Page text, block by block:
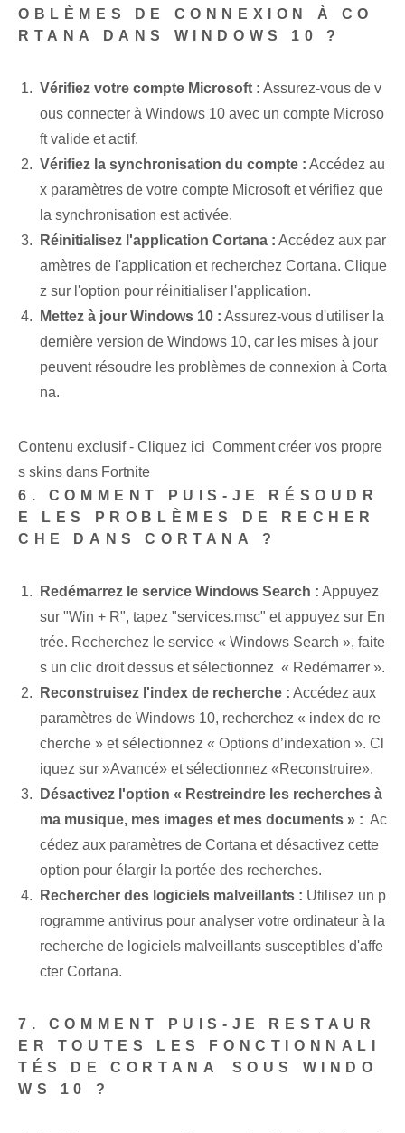
OBLÈMES DE CONNEXION À CO
RTANA DANS WINDOWS 10 ?
Vérifiez votre compte Microsoft : ⁢Assurez-vous de v
ous connecter à Windows 10 ⁢avec un compte ⁤Microso
ft valide et actif.
Vérifiez la synchronisation du compte : Accédez au
x paramètres de votre compte Microsoft et vérifiez que
la synchronisation est activée.
Réinitialisez l'application Cortana : Accédez aux par
amètres de l'application et recherchez Cortana. Clique
z sur l'option pour réinitialiser l'application.
Mettez à jour Windows 10 : ⁢Assurez-vous d'utiliser la⁢
dernière version de Windows 10, car les mises à jour
peuvent résoudre les problèmes de connexion à Corta
na.
Contenu exclusif - Cliquez ici Comment créer vos propre
s skins dans Fortnite
6. COMMENT PUIS-JE RÉSOUDR
E LES PROBLÈMES DE RECHER
CHE DANS CORTANA ?
Redémarrez le service Windows Search : Appuyez
sur "Win + R", tapez "services.msc" et appuyez sur En
trée. Recherchez le service « Windows Search », faite
s un clic droit dessus⁢ et sélectionnez ⁤ « Redémarrer ».
Reconstruisez l'index de recherche : Accédez aux
paramètres de Windows 10, recherchez « index de re
cherche » et sélectionnez « Options d’indexation ». Cl
iquez sur ⁢»Avancé» et ⁣sélectionnez «Reconstruire».
Désactivez l'option « Restreindre les recherches à
ma musique, mes images et mes documents » : ⁤ Ac
cédez aux paramètres de Cortana et désactivez cette
option pour élargir la portée des recherches.
Rechercher des logiciels malveillants : Utilisez un p
rogramme antivirus pour analyser votre ordinateur à la
recherche de logiciels malveillants susceptibles d'affe
cter Cortana.
7. COMMENT PUIS-JE RESTAUR
ER TOUTES LES FONCTIONNALI
TÉS DE CORTANA⁢ SOUS WINDO
WS‌ 10 ?